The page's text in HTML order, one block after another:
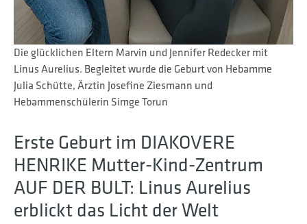
Die glücklichen Eltern Marvin und Jennifer Redecker mit
Linus Aurelius. Begleitet wurde die Geburt von Hebamme
Julia Schütte, Ärztin Josefine Ziesmann und
Hebammenschülerin Simge Torun
Erste Geburt im DIAKOVERE
HENRIKE Mutter-Kind-Zentrum
AUF DER BULT: Linus Aurelius
erblickt das Licht der Welt